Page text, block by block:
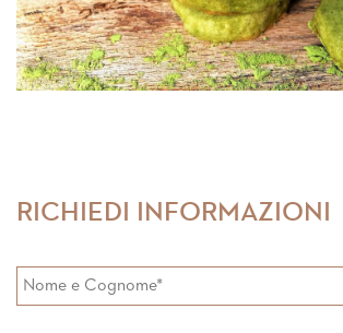
RICHIEDI INFORMAZIONI